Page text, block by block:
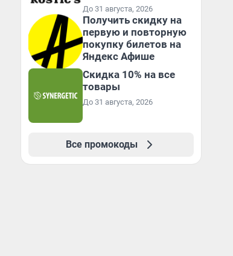
До 31 августа, 2026
Получить скидку на
первую и повторную
покупку билетов на
Яндекс Афише
Скидка 10% на все
товары
До 31 августа, 2026
Все промокоды